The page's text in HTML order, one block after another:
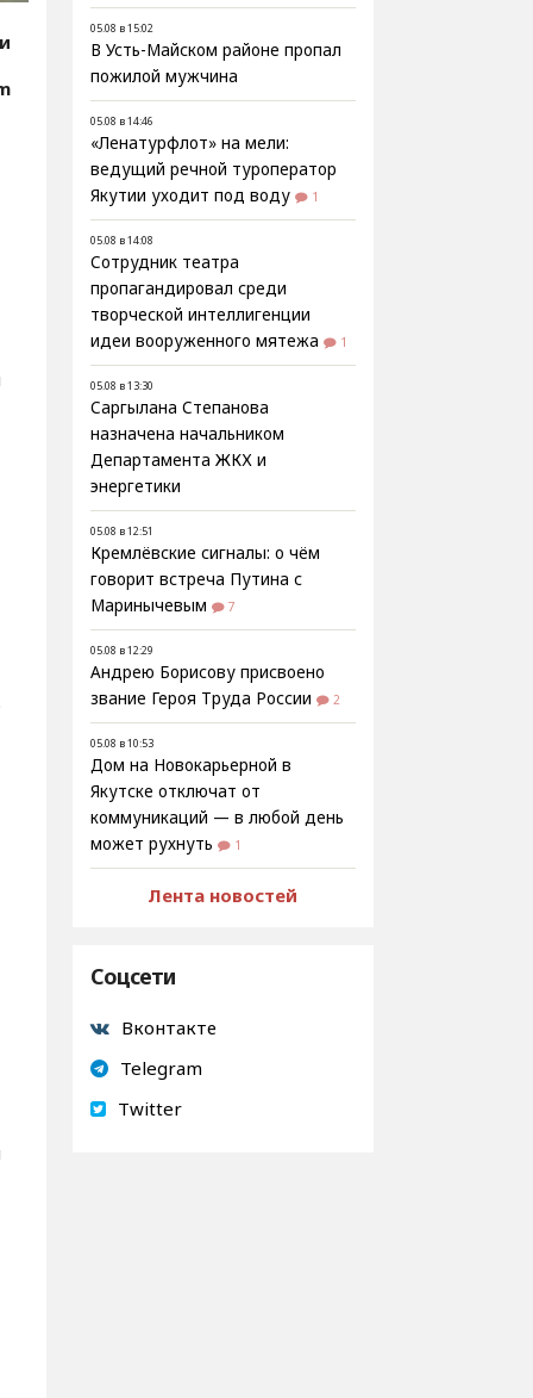
05.08 в 15:02
В Усть-Майском районе пропал
пожилой мужчина
05.08 в 14:46
«Ленатурфлот» на мели:
ведущий речной туроператор
Якутии уходит под воду
1
05.08 в 14:08
Сотрудник театра
пропагандировал среди
творческой интеллигенции
идеи вооруженного мятежа
1
05.08 в 13:30
Саргылана Степанова
назначена начальником
Департамента ЖКХ и
энергетики
05.08 в 12:51
Кремлёвские сигналы: о чём
говорит встреча Путина с
Маринычевым
7
05.08 в 12:29
Андрею Борисову присвоено
звание Героя Труда России
2
05.08 в 10:53
Дом на Новокарьерной в
Якутске отключат от
коммуникаций — в любой день
может рухнуть
1
Лента новостей
Соцсети
Вконтакте
Telegram
Twitter